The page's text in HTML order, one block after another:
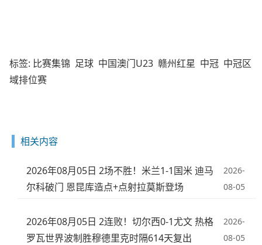
标签: 比赛集锦 足球 中国澳门U23 赣州红星 中冠 中冠区
域排位赛
相关内容
2026年08月05日 2场不胜！米兰1-1国米 迪马
尔科破门 恩昆库造点+点射拉莫斯登场
2026-
08-05
2026年08月05日 2连败！切尔西0-1尤文 热格
罗瓦世界波制胜穆德里克时隔614天复出
2026-
08-05